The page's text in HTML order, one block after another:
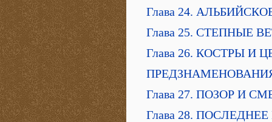
Глава 24.
Глава 25. СТЕПНЫЕ
Глава 26. КОСТРЫ И
Глава 27. ПОЗОР И
Глава 28.